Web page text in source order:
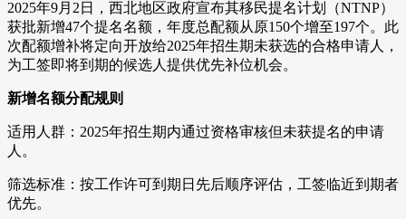
2025年9月2日，西北地区政府宣布其移民提名计划（NTNP）
获批新增47个提名名额，年度总配额从原150个增至197个。此
次配额增补将定向开放给2025年招生期未获选的合格申请人，
为工签即将到期的候选人提供优先补位机会。
新增名额分配规则
适用人群：2025年招生期内通过资格审核但未获提名的申请
人。
筛选标准：按工作许可到期日先后顺序评估，工签临近到期者
优先。